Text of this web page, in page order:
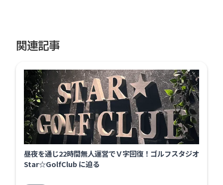
関連記事
昼夜を通じ22時間無人運営でＶ字回復！ゴルフスタジオ
Star☆GolfClub に迫る